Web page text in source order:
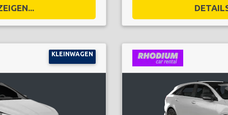
KLEINWAGEN